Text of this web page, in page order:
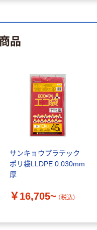
品
サンキョウプラテック
ポリ袋LLDPE 0.030mm
厚
￥16,705~ （税込）